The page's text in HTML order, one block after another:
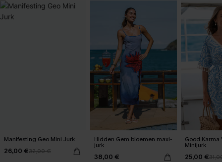
Manifesting Geo Mini Jurk
26,00 €32,00 €
Hidden Gem bloemen maxi-
jurk
38,00 €
Good Karma
Minijurk
25,00 €